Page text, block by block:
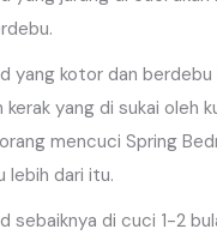
yang kotor dan berdebu
kerak yang di sukai oleh
mencuci Spring
lebih dari itu.
sebaiknya di cuci 1-2